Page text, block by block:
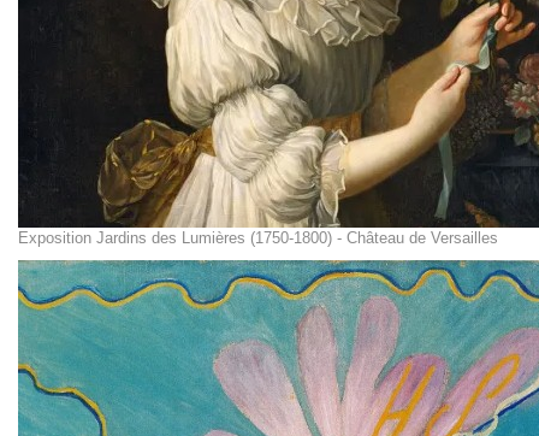
Exposition Jardins des Lumières (1750-1800) - Château de Versailles